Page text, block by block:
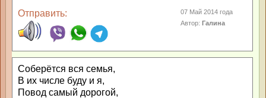
Отправить:
07 Май 2014 года
Автор:Галина
Соберётся вся семья,
В их числе буду и я,
Повод самый дорогой,